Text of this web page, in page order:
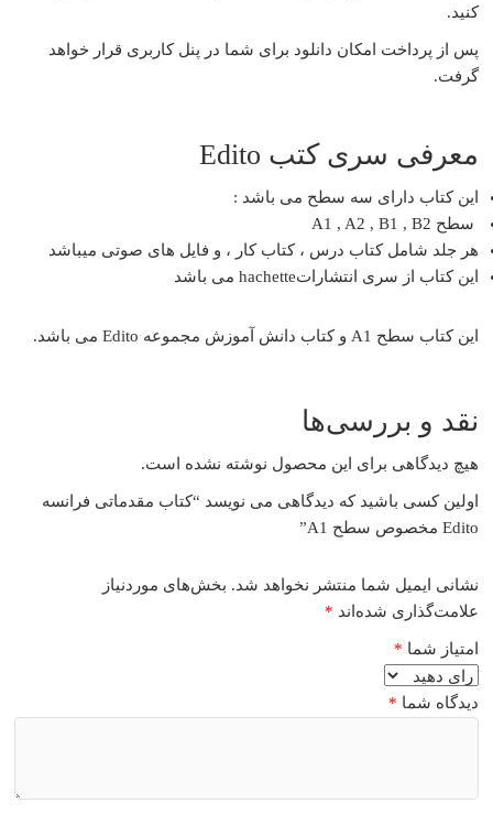
کنید.
پس از پرداخت امکان دانلود برای شما در پنل کاربری قرار خواهد
گرفت.
معرفی سری کتب Edito
این کتاب دارای سه سطح می باشد :
سطح A1 , A2 , B1 , B2
هر جلد شامل کتاب درس ، کتاب کار ، و فایل های صوتی میباشد
این کتاب از سری انتشاراتhachette می باشد
این کتاب سطح A1 و کتاب دانش آموزش مجموعه Edito می باشد.
نقد و بررسی‌ها
هیچ دیدگاهی برای این محصول نوشته نشده است.
اولین کسی باشید که دیدگاهی می نویسد “کتاب مقدماتی فرانسه
Edito مخصوص سطح A1”
نشانی ایمیل شما منتشر نخواهد شد. بخش‌های موردنیاز
علامت‌گذاری شده‌اند *
امتیاز شما *
دیدگاه شما *